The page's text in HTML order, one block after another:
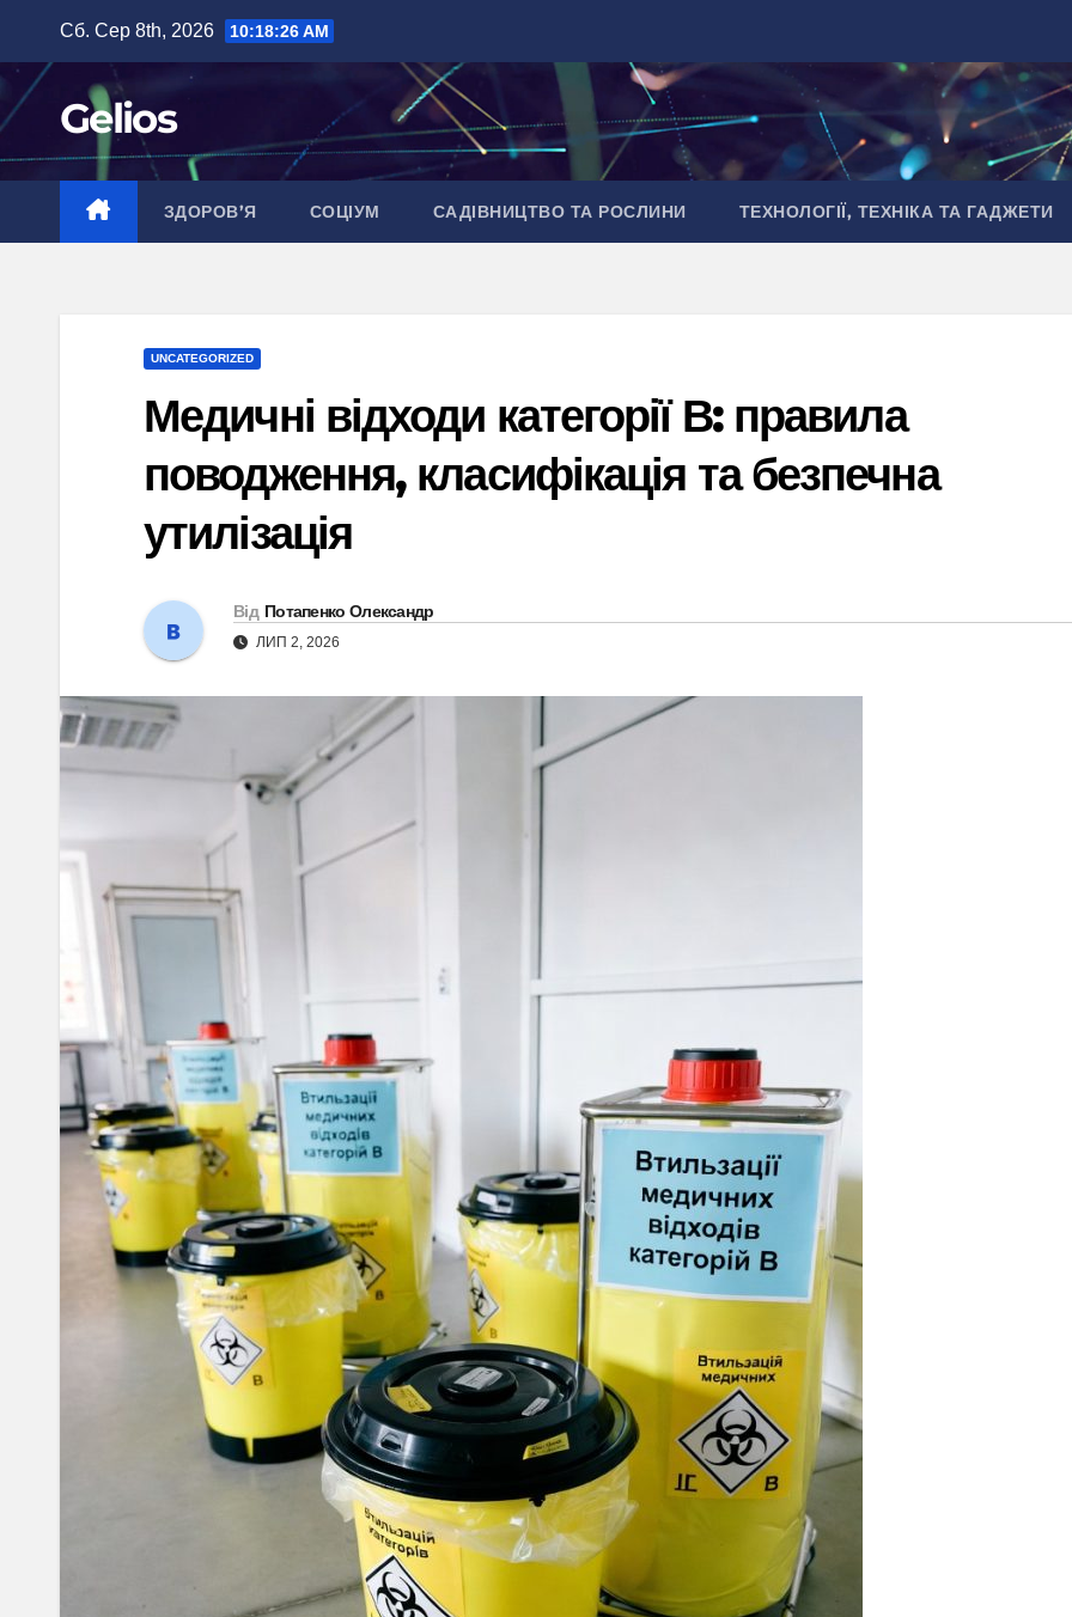
вмісту
Сб. Сер 8th, 2026 10:18:27 AM
Gelios
ЗДОРОВ’Я СОЦІУМ САДІВНИЦТВО ТА РОСЛИНИ ТЕХНОЛОГІЇ, ТЕХНІКА ТА ГАДЖЕТИ
UNCATEGORIZED
Медичні відходи категорії В: правила
поводження, класифікація та безпечна
утилізація
Від Потапенко Олександр
ЛИП 2, 2026